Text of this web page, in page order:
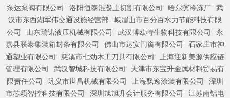
泵达泵阀有限公司
洛阳恒泰混凝土切割有限公司 哈尔滨冷冻厂 武
汉市东西湖军伟交通设施经营部
峨眉山市百分百水力节能科技有限
公司
山东瑞诺液压机械有限公司 武汉博欧特生物科技有限公司
永
嘉县联泰集装箱封条有限公司
佛山市达安门窗有限公司
石家庄市神
通塑业有限公司
慈溪市七劲木工刀具有限公司
上海迎新美源供应链
管理有限公司
武汉智城科技有限公司
天津市东宝升金属材料贸易有
限责任公司
巩义市世昌机械有限公司 上海飘逸涂装有限公司
深圳
市芯颖智控科技有限公司
深圳旭旭升会计服务有限公司
江苏南铝电